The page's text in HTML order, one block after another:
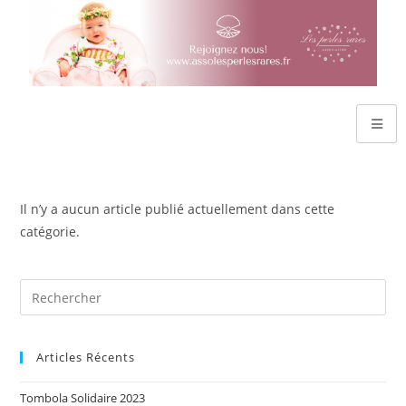
Il n’y a aucun article publié actuellement dans cette
catégorie.
Articles Récents
Tombola Solidaire 2023